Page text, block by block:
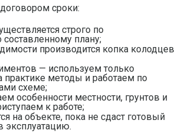
сроки:
строго по
составленному плану;
производится копка колодцев
— используем только
практике методы и работаем по
схеме;
особенности местности, грунтов и
к работе;
на объекте, пока не сдаст готовый
эксплуатацию.